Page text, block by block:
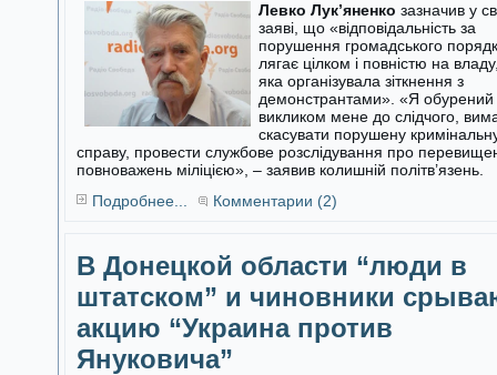
Левко Лук’яненко зазначив у
заяві, що «відповідальність за
порушення громадського
лягає цілком і повністю на
яка організувала зіткнення з
демонстрантами». «Я обурений
викликом мене до слідчого,
скасувати порушену
справу, провести службове розслідування про
повноважень міліцією», – заявив колишній політв’язень.
Подробнее...
Комментарии (2)
В Донецкой области “люди в
штатском” и чиновники
акцию “Украина против
Януковича”